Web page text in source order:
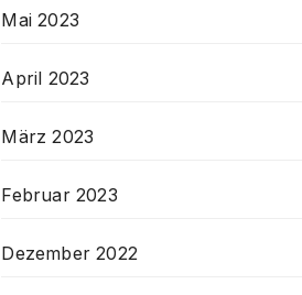
Mai 2023
April 2023
März 2023
Februar 2023
Dezember 2022